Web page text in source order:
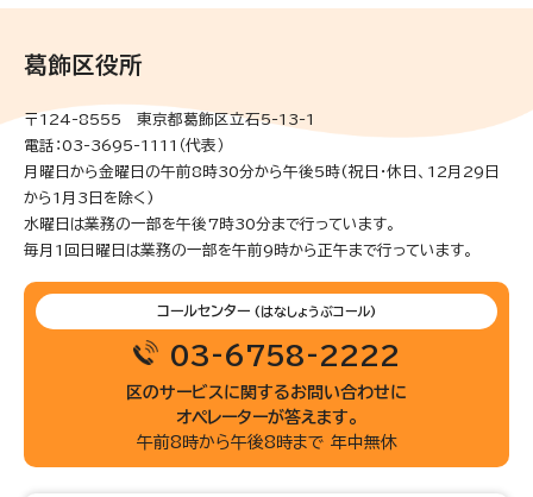
葛飾区役所
〒124-8555 東京都葛飾区立石5-13-1
電話：03-3695-1111（代表）
月曜日から金曜日の午前8時30分から午後5時(祝日・休日、12月29日
から1月3日を除く)
水曜日は業務の一部を午後7時30分まで行っています。
毎月1回日曜日は業務の一部を午前9時から正午まで行っています。
コールセンター (はなしょうぶコール)
03-6758-2222
区のサービスに関するお問い合わせに
オペレーターが答えます。
午前8時から午後8時まで 年中無休